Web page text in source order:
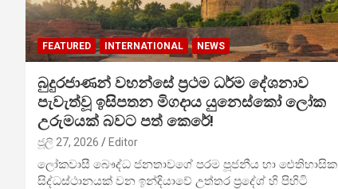
FEATURED INTERNATIONAL NEWS
බුදුරජාණන් වහන්සේ ප්‍රථම ධර්ම දේශනාව
පැවැත්වූ ඉසිපතන මිගදාය යුනෙස්කෝ ලෝක
උරුමයක් බවට පත් කෙරේ!
ජූලි 27, 2026 Editor
ලෝකවාසී බෞද්ධ ජනතාවගේ පරම පූජනීය හා ඓතිහාසික
සිද්ධස්ථානයක් වන ඉන්දියාවේ උත්තර ප්‍රදේශ් හි පිහිටි